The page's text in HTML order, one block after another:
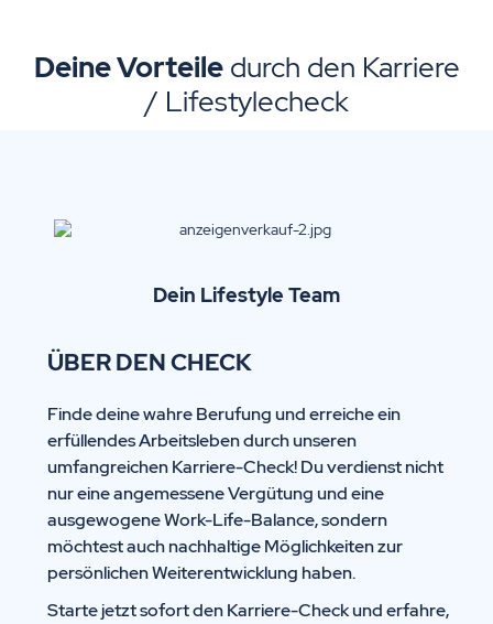
Deine Vorteiledurch den Karriere
/ Lifestylecheck
Dein Lifestyle Team
ÜBER DEN CHECK
Finde deine wahre Berufung und erreiche ein
erfüllendes Arbeitsleben durch unseren
umfangreichen Karriere-Check! Du verdienst nicht
nur eine angemessene Vergütung und eine
ausgewogene Work-Life-Balance, sondern
möchtest auch nachhaltige Möglichkeiten zur
persönlichen Weiterentwicklung haben.
Starte jetzt sofort den Karriere-Check und erfahre,